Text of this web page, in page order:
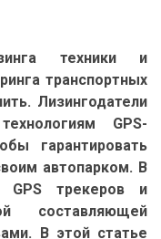
техники и
транспортных
Лизингодатели
GPS-
гарантировать
автопарком. В
GPS трекеров и
составляющей
В этой статье